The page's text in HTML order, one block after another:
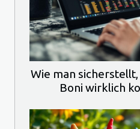
Wie man
Boni wirklich